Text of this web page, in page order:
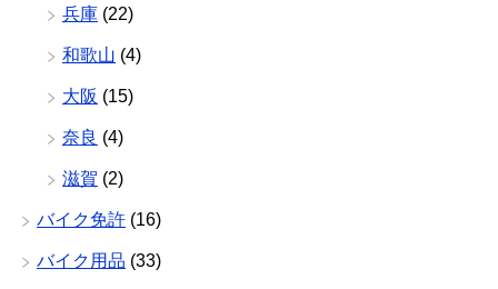
兵庫 (22)
和歌山 (4)
大阪 (15)
奈良 (4)
滋賀 (2)
バイク免許 (16)
バイク用品 (33)